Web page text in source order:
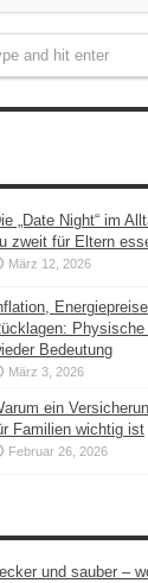
„Date Night“ im
zweit für Eltern
März 12, 2026
Bedeutung
März 3, 2026
ein
Familien wichtig ist
Februar 26, 2026
und sauber –